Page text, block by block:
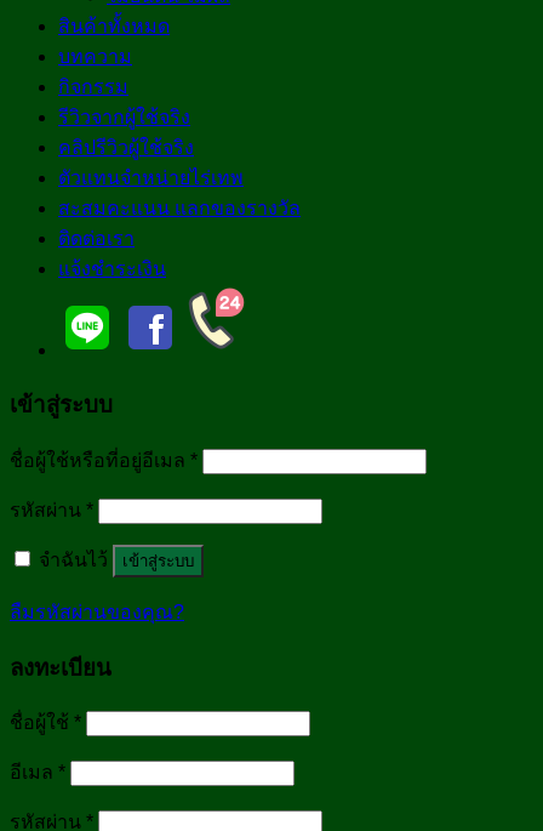
สินค้าทั้งหมด
บทความ
กิจกรรม
รีวิวจากผู้ใช้จริง
คลิปรีวิวผู้ใช้จริง
ตัวแทนจำหน่ายไร่เทพ
สะสมคะแนน แลกของรางวัล
ติดต่อเรา
แจ้งชำระเงิน
เข้าสู่ระบบ
ชื่อผู้ใช้หรือที่อยู่อีเมล *
รหัสผ่าน *
จำฉันไว้ เข้าสู่ระบบ
ลืมรหัสผ่านของคุณ?
ลงทะเบียน
ชื่อผู้ใช้ *
อีเมล *
รหัสผ่าน *